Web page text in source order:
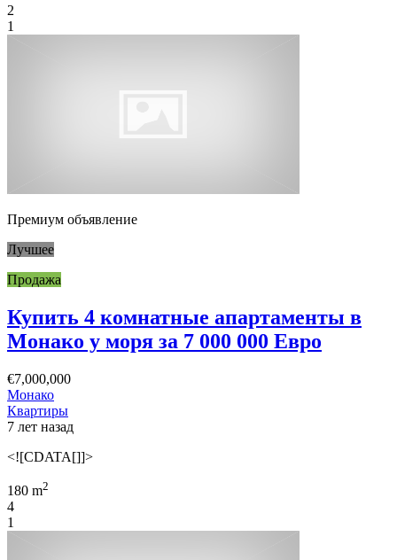
2
1
Премиум объявление
Лучшее
Продажа
Купить 4 комнатные апартаменты в
Монако у моря за 7 000 000 Евро
€7,000,000
Монако
Квартиры
7 лет назад
<![CDATA[]]>
180 m2
4
1